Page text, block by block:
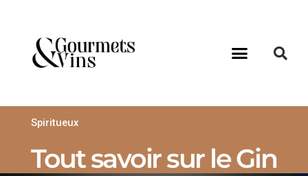
Spiritueux
Tout savoir sur le Gin